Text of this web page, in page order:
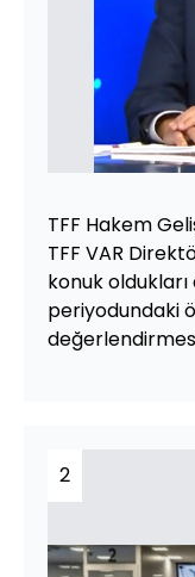
TFF Hakem
TFF VAR
konuk oldukları
periyodundaki
2